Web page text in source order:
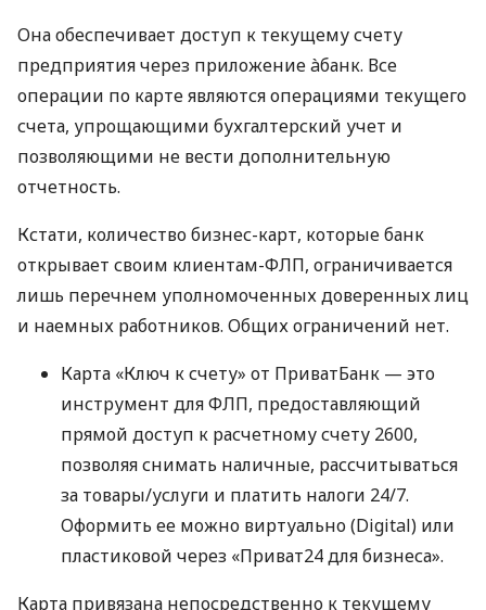
Она обеспечивает доступ к текущему счету
предприятия через приложение àбанк. Все
операции по карте являются операциями текущего
счета, упрощающими бухгалтерский учет и
позволяющими не вести дополнительную
отчетность.
Кстати, количество бизнес-карт, которые банк
открывает своим клиентам-ФЛП, ограничивается
лишь перечнем уполномоченных доверенных лиц
и наемных работников. Общих ограничений нет.
Карта «Ключ к счету» от ПриватБанк — это
инструмент для ФЛП, предоставляющий
прямой доступ к расчетному счету 2600,
позволяя снимать наличные, рассчитываться
за товары/услуги и платить налоги 24/7.
Оформить ее можно виртуально (Digital) или
пластиковой через «Приват24 для бизнеса».
Карта привязана непосредственно к текущему